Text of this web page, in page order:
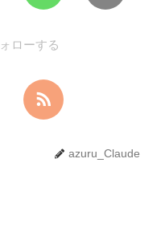
ローする
azuru_Claude